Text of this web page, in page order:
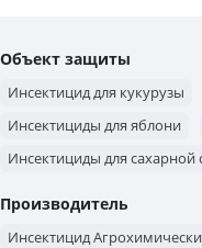
Объект защиты
Инсектицид для кукурузы
Инсектициды для яблони
Инсектициды для сахарной
Производитель
Инсектицид